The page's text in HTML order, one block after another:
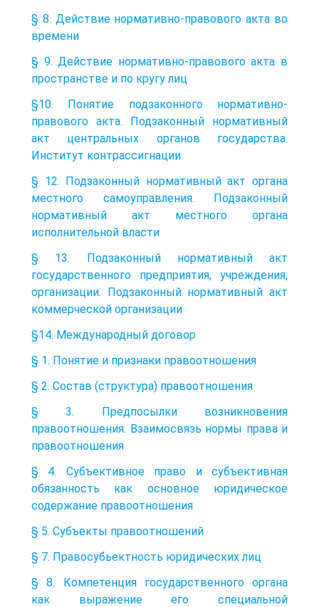
§ 8. Действие нормативно-правового акта во
времени
§ 9. Действие нормативно-правового акта в
пространстве и по кругу лиц
§10. Понятие подзаконного нормативно-
правового акта. Подзаконный нормативный
акт центральных органов государства.
Институт контрассигнации
§ 12. Подзаконный нормативный акт органа
местного самоуправления. Подзаконный
нормативный акт местного органа
исполнительной власти
§ 13. Подзаконный нормативный акт
государственного предприятия, учреждения,
организации. Подзаконный нормативный акт
коммерческой организации
§14. Международный договор
§ 1. Понятие и признаки правоотношения
§ 2. Состав (структура) правоотношения
§ 3. Предпосылки возникновения
правоотношения. Взаимосвязь нормы права и
правоотношения
§ 4. Субъективное право и субъективная
обязанность как основное юридическое
содержание правоотношения
§ 5. Субъекты правоотношений
§ 7. Правосубьектность юридических лиц
§ 8. Компетенция государственного органа
как выражение его специальной